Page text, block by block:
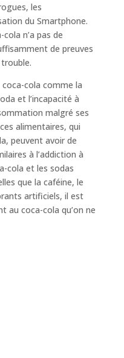
les
du Smartphone.
n’a pas de
de preuves
trouble.
cola comme la
et l’incapacité à
malgré ses
alimentaires, qui
peuvent avoir de
à l’addiction à
cola et les sodas
que la caféine, le
artificiels, il est
au coca-cola qu’on ne